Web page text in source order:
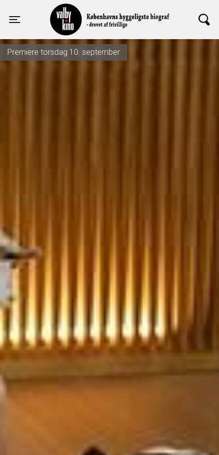
Toggle navigation
Valby Kino
Premiere torsdag 10. september